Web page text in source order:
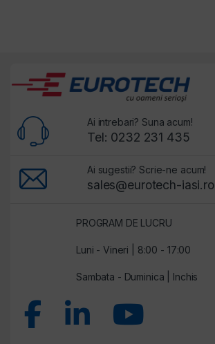
Ai intrebari? Suna acum!
Tel: 0232 231 435
Ai sugestii? Scrie-ne acum!
sales@eurotech-iasi.ro
PROGRAM DE LUCRU
Luni - Vineri | 8:00 - 17:00
Sambata - Duminica | Inchis